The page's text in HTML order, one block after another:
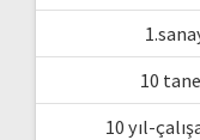
10
10 yıl-